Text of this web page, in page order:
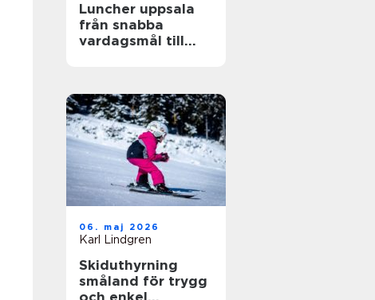
Luncher uppsala
från snabba
vardagsmål till
06. maj 2026
Karl Lindgren
Skiduthyrning
småland för trygg
och enkel